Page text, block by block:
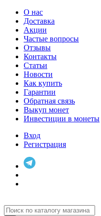
О нас
Доставка
Акции
Частые вопросы
Отзывы
Контакты
Статьи
Новости
Как купить
Гарантии
Обратная связь
Выкуп монет
Инвестиции в монеты
Вход
Регистрация